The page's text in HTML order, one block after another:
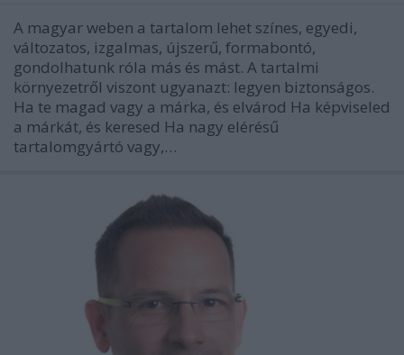
A magyar weben a tartalom lehet színes, egyedi,
változatos, izgalmas, újszerű, formabontó,
gondolhatunk róla más és mást. A tartalmi
környezetről viszont ugyanazt: legyen biztonságos.
Ha te magad vagy a márka, és elvárod Ha képviseled
a márkát, és keresed Ha nagy elérésű
tartalomgyártó vagy,…